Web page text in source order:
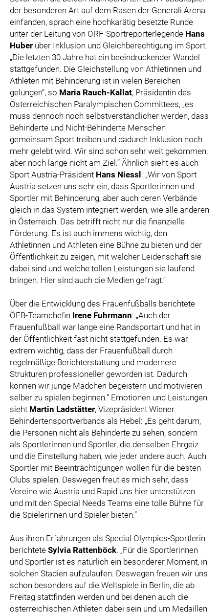
der besonderen Art auf dem Rasen der Generali Arena
einfanden, sprach eine hochkarätig besetzte Runde
unter der Leitung von ORF-Sportreporterlegende Hans
Huber über Inklusion und Gleichberechtigung im Sport.
„Die letzten 30 Jahre hat ein beeindruckender Wandel
stattgefunden. Die Gleichstellung von Athletinnen und
Athleten mit Behinderung ist in vielen Bereichen
gelungen“, so Maria Rauch-Kallat, Präsidentin des
Österreichischen Paralympischen Committees, „es
muss dennoch noch selbstverständlicher werden, dass
Behinderte und Nicht-Behinderte Menschen
gemeinsam Sport treiben und dadurch Inklusion noch
mehr gelebt wird. Wir sind schon sehr weit gekommen,
aber noch lange nicht am Ziel.“ Ähnlich sieht es auch
Sport Austria-Präsident Hans Niessl : „Wir von Sport
Austria setzen uns sehr ein, dass Sportlerinnen und
Sportler mit Behinderung, aber auch deren Verbände
gleich in das System integriert werden, wie alle anderen
in Österreich. Das betrifft nicht nur die finanzielle
Förderung. Es ist auch immens wichtig, den
Athletinnen und Athleten eine Bühne zu bieten und der
Öffentlichkeit zu zeigen, mit welcher Leidenschaft sie
dabei sind und welche tollen Leistungen sie laufend
bringen. Hier sind auch die Medien gefragt.“
Über die Entwicklung des Frauenfußballs berichtete
ÖFB-Teamchefin Irene Fuhrmann: „Auch der
Frauenfußball war lange eine Randsportart und hat in
der Öffentlichkeit fast nicht stattgefunden. Es war
extrem wichtig, dass der Frauenfußball durch
regelmäßige Berichterstattung und modernere
Strukturen professioneller geworden ist. Dadurch
können wir junge Mädchen begeistern und motivieren
selber zu spielen beginnen.“ Emotionen und Leistungen
sieht Martin Ladstätter, Vizepräsident Wiener
Behindertensportverbands als Hebel: „Es geht darum,
die Personen nicht als Behinderte zu sehen, sondern
als Sportlerinnen und Sportler, die denselben Ehrgeiz
und die Einstellung haben, wie jeder andere auch. Auch
Sportler mit Beeinträchtigungen wollen für die besten
Clubs spielen. Deswegen freut es mich sehr, dass
Vereine wie Austria und Rapid uns hier unterstützen
und mit den Special Needs Teams eine tolle Bühne für
die Spielerinnen und Spieler bieten.“
Aus ihren Erfahrungen als Special Olympics-Sportlerin
berichtete Sylvia Rattenböck. „Für die Sportlerinnen
und Sportler ist es natürlich ein besonderer Moment, in
solchen Stadien aufzulaufen. Deswegen freuen wir uns
schon besonders auf die Weltspiele in Berlin, die ab
Freitag stattfinden werden und bei denen auch die
österreichischen Athleten dabei sein und um Medaillen